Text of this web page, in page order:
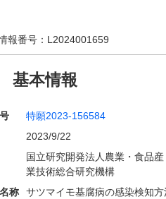
報番号： L2024001659
基本情報
特願2023-156584
2023/9/22
国立研究開発法人農業・食品産
業技術総合研究機構
称 サツマイモ基腐病の感染検知